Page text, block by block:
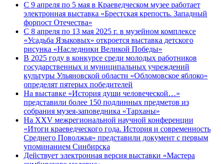
С 9 апреля по 5 мая в Краеведческом музее работает
электронная выставка «Брестская крепость. Западный
форпост Отечества»
С 8 апреля по 13 мая 2025 г. в музейном комплексе
«Усадьба Языковых» откроется выставка детского
рисунка «Наследники Великой Победы»
В 2025 году в конкурсе среди молодых работников
государственных и муниципальных учреждений
культуры Ульяновской области «Обломовское яблоко»
определят пятерых победителей
На выставке «История души человеческой…»
представили более 150 подлинных предметов из
собрания музея-заповедника «Тарханы»
На XXV межрегиональной научной конференции
«Итоги краеведческого года. История и современность
Среднего Поволжья» представили документ с первым
упоминанием Синбирска
Действует электронная версия выставки «Мастера